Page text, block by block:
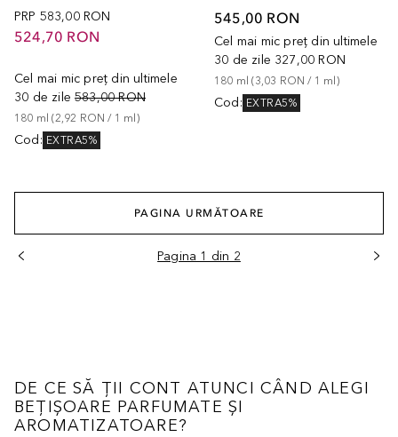
PRP 583,00 RON
524,70 RON
Cel mai mic preț din ultimele
30 de zile 583,00 RON
180 ml (2,92 RON / 1 ml )
Cod: EXTRA5%
545,00 RON
Cel mai mic preț din ultimele
30 de zile 327,00 RON
180 ml (3,03 RON / 1 ml )
Cod: EXTRA5%
PAGINA URMĂTOARE
Pagina 1 din 2
DE CE SĂ ȚII CONT ATUNCI CÂND ALEGI
BEȚIȘOARE PARFUMATE ȘI
AROMATIZATOARE?